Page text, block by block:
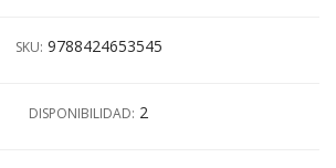
SKU: 9788424653545
DISPONIBILIDAD: 2